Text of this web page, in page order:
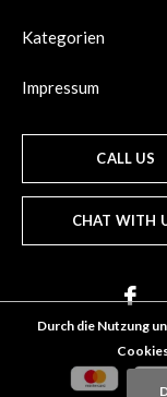
Kategorien
Impressum
CALL US
CHAT WITH
Durch die Nutzung